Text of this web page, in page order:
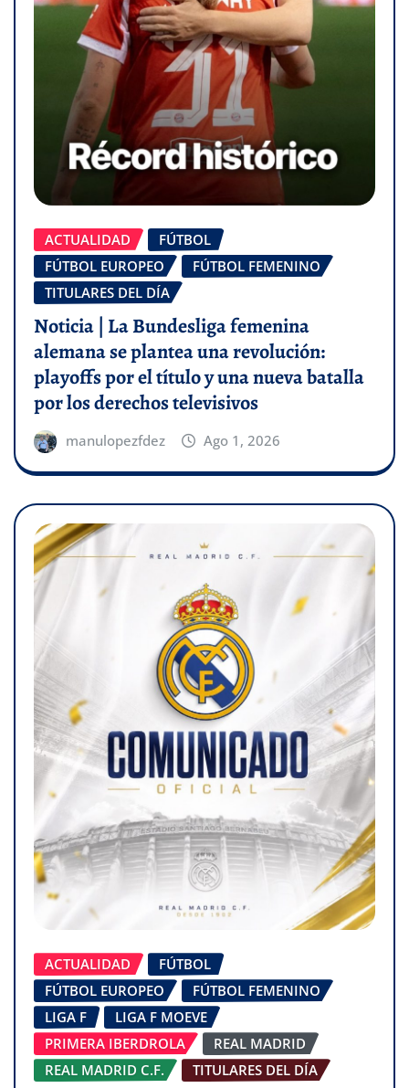
ACTUALIDAD
FÚTBOL
FÚTBOL EUROPEO
FÚTBOL FEMENINO
TITULARES DEL DÍA
Noticia | La Bundesliga femenina
alemana se plantea una revolución:
playoffs por el título y una nueva batalla
por los derechos televisivos
manulopezfdez Ago 1, 2026
ACTUALIDAD
FÚTBOL
FÚTBOL EUROPEO
FÚTBOL FEMENINO
LIGA F
LIGA F MOEVE
PRIMERA IBERDROLA
REAL MADRID
REAL MADRID C.F.
TITULARES DEL DÍA